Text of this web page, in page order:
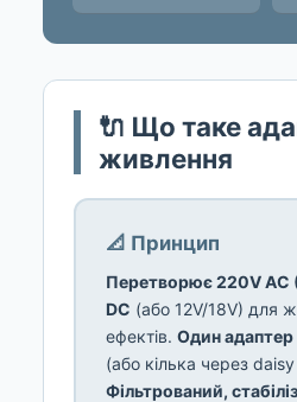
🔌 Що таке
живлення
📐 Принцип
Перетворює 220V AC
DC (або 12V/18V) для
ефектів. Один адаптер
(або кілька через
Фільтрований,